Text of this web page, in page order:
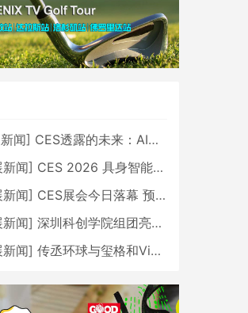
闻] CES透露的未来：AI、机器人与智能生活大爆发
闻] CES 2026 具身智能与创新领域 中国公司大放异彩
闻] CES展会今日落幕 预计2026行业收入将超五千亿美元
闻] 深圳科创学院组团亮相CES 广受好评
闻] 传丞环球与玺格和VibeLens共同推出全新耳机